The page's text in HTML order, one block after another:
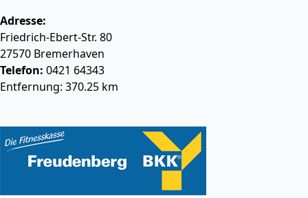
Adresse:
Friedrich-Ebert-Str. 80
27570 Bremerhaven
Telefon: 0421 64343
Entfernung: 370.25 km